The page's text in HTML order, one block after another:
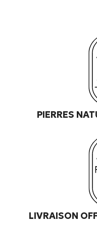
PIERRES
LIVRAISON